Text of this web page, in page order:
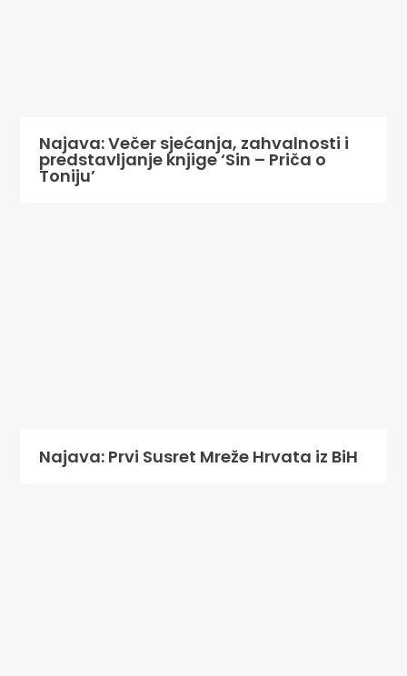
Najava: Večer sjećanja, zahvalnosti i
predstavljanje knjige ‘Sin – Priča o
Toniju’
Najava: Prvi Susret Mreže Hrvata iz BiH